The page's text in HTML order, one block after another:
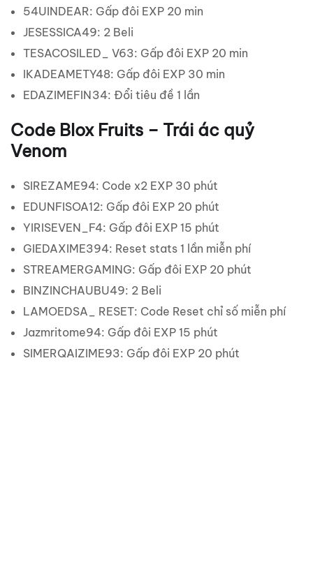
54UINDEAR: Gấp đôi EXP 20 min
JESESSICA49: 2 Beli
TESACOSILED_ V63: Gấp đôi EXP 20 min
IKADEAMETY48: Gấp đôi EXP 30 min
EDAZIMEFIN34: Đổi tiêu đề 1 lần
Code Blox Fruits – Trái ác quỷ
Venom
SIREZAME94: Code x2 EXP 30 phút
EDUNFISOA12: Gấp đôi EXP 20 phút
YIRISEVEN_F4: Gấp đôi EXP 15 phút
GIEDAXIME394: Reset stats 1 lần miễn phí
STREAMERGAMING: Gấp đôi EXP 20 phút
BINZINCHAUBU49: 2 Beli
LAMOEDSA_ RESET: Code Reset chỉ số miễn phí
Jazmritome94: Gấp đôi EXP 15 phút
SIMERQAIZIME93: Gấp đôi EXP 20 phút